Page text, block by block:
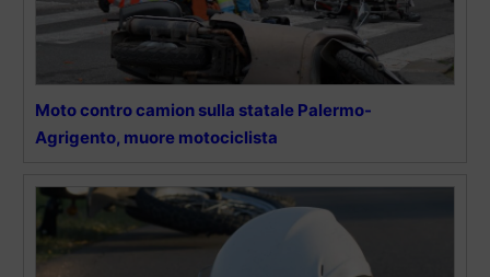
Moto contro camion sulla statale Palermo-
Agrigento, muore motociclista